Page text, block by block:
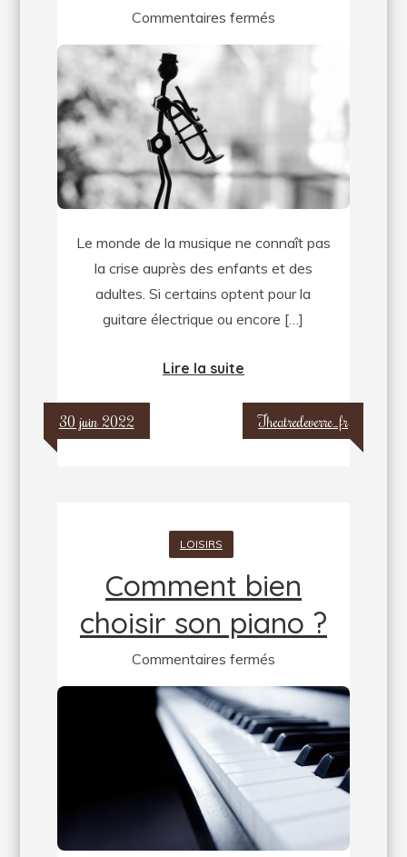
Commentaires ferméssur
Et
un
trompette
?
Le monde de la musique ne connaît pas
la crise auprès des enfants et des
adultes. Si certains optent pour la
guitare électrique ou encore […]
Lire la suite
30 juin 2022 Theatredeverre_fr
LOISIRS
Comment bien
choisir son piano ?
Commentaires ferméssur
Comment
bien
choisir
son